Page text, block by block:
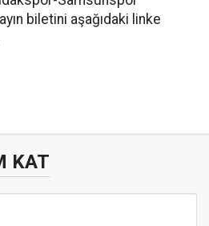
biletini aşağıdaki linke
KAT